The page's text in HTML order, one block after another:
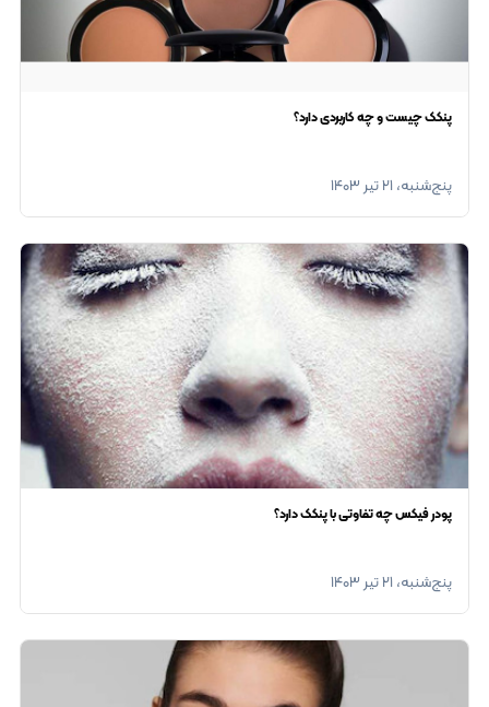
پنکک چیست و چه کاربردی دارد؟
پنج‌شنبه، ۲۱ تیر ۱۴۰۳
پودر فیکس چه تفاوتی با پنکک دارد؟
پنج‌شنبه، ۲۱ تیر ۱۴۰۳